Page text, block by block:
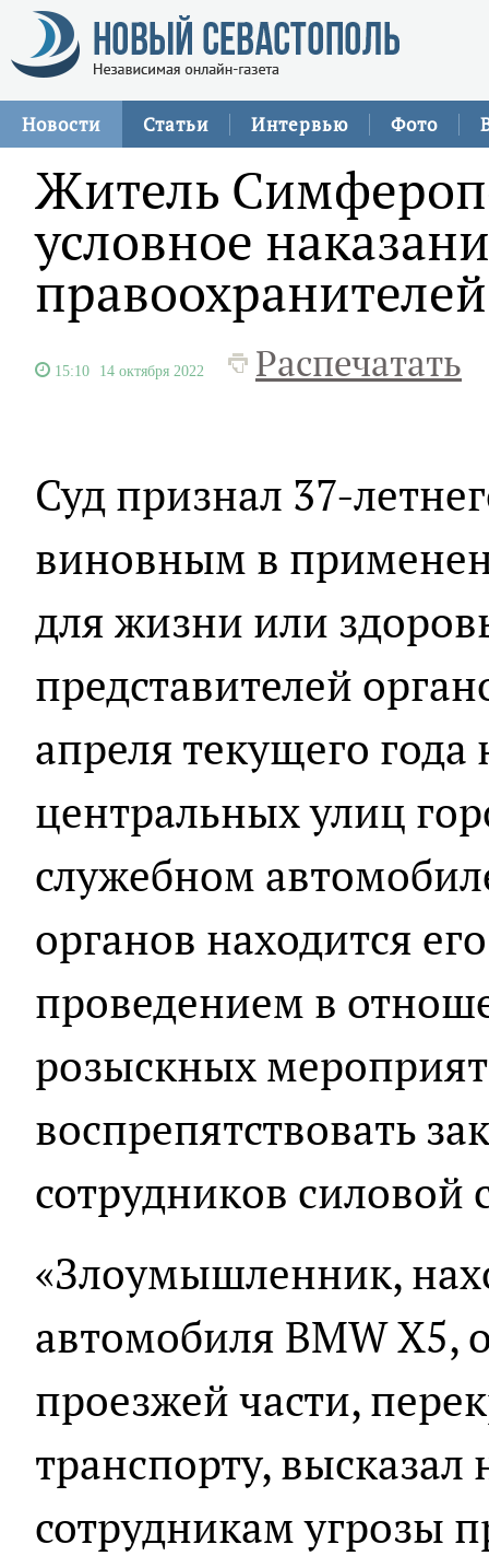
Новости Статьи Интервью Фото
Житель
условное
правоохранителей
15:10 14 октября 2022 Распечатать
Суд признал 37-
виновным в
для жизни или
представителей
апреля текущего года
центральных улиц
служебном
органов находится
проведением в
розыскных
воспрепятствовать
сотрудников силовой
«Злоумышленник,
автомобиля BMW Х5,
проезжей части,
транспорту,
сотрудникам угрозы